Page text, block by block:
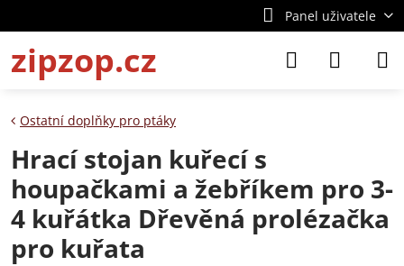
Panel uživatele
zipzop.cz
Ostatní doplňky pro ptáky
Hrací stojan kuřecí s
houpačkami a žebříkem pro 3-
4 kuřátka Dřevěná prolézačka
pro kuřata